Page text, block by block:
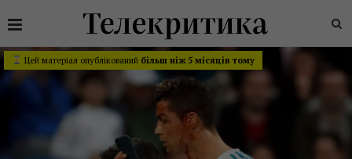
Цей матеріал опублікований більш ніж 5 місяців тому